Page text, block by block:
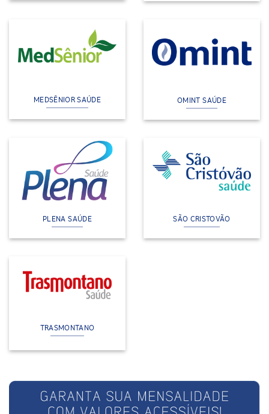
MEDSÊNIOR SAÚDE OMINT SAÚDE
PLENA SAÚDE SÃO CRISTOVÃO
TRASMONTANO